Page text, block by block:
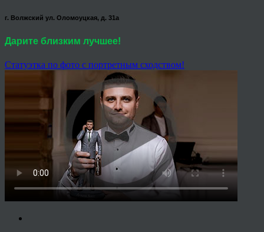
г. Волжский ул. Оломоуцкая, д. 31а
Дарите близким лучшее!
Статуэтка по фото с портретным сходством!